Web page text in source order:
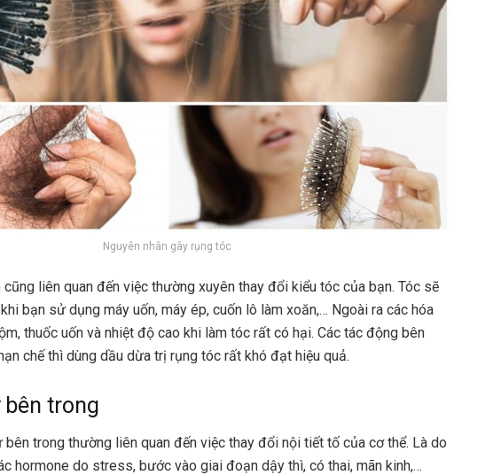
Nguyên nhân gây rụng tóc
liên quan đến việc thường xuyên thay đổi kiểu tóc của bạn. Tóc sẽ
bạn sử dụng máy uốn, máy ép, cuốn lô làm xoăn,… Ngoài ra các hóa
thuốc uốn và nhiệt độ cao khi làm tóc rất có hại. Các tác động bên
chế thì dùng dầu dừa trị rụng tóc rất khó đạt hiệu quả.
trong
bên trong thường liên quan đến việc thay đổi nội tiết tố của cơ thể. Là do
hormone do stress, bước vào giai đoạn dậy thì, có thai, mãn kinh,…